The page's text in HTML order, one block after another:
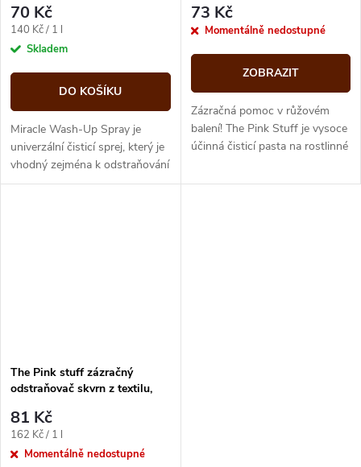
70 Kč
Měrná
cena:
140 Kč / 1 l
Skladem
DO KOŠÍKU
Miracle Wash-Up Spray je
univerzální čisticí sprej, který je
vhodný zejména k odstraňování
nečistot a mastnoty z nádobí a
73 Kč
Momentálně nedostupné
ZOBRAZIT
Zázračná pomoc v růžovém
balení! The Pink Stuff je vysoce
účinná čisticí pasta na rostlinné
nejodolnější nečistoty....
The Pink stuff zázračný
odstraňovač skvrn z textilu,
81 Kč
Měrná
cena:
162 Kč / 1 l
Momentálně nedostupné